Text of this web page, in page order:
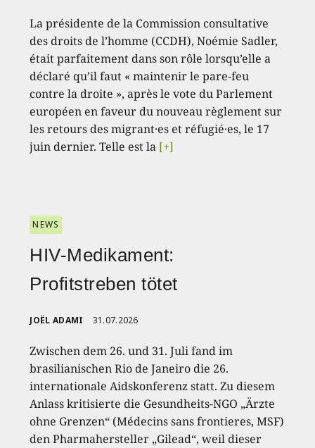
La présidente de la Commission consultative
des droits de l’homme (CCDH), Noémie Sadler,
était parfaitement dans son rôle lorsqu’elle a
déclaré qu’il faut « maintenir le pare-feu
contre la droite », après le vote du Parlement
européen en faveur du nouveau règlement sur
les retours des migrant·es et réfugié·es, le 17
juin dernier. Telle est la [+]
NEWS
HIV-Medikament:
Profitstreben tötet
JOËL ADAMI 31.07.2026
Zwischen dem 26. und 31. Juli fand im
brasilianischen Rio de Janeiro die 26.
internationale Aidskonferenz statt. Zu diesem
Anlass kritisierte die Gesundheits-NGO „Ärzte
ohne Grenzen“ (Médecins sans frontieres, MSF)
den Pharmahersteller „Gilead“, weil dieser